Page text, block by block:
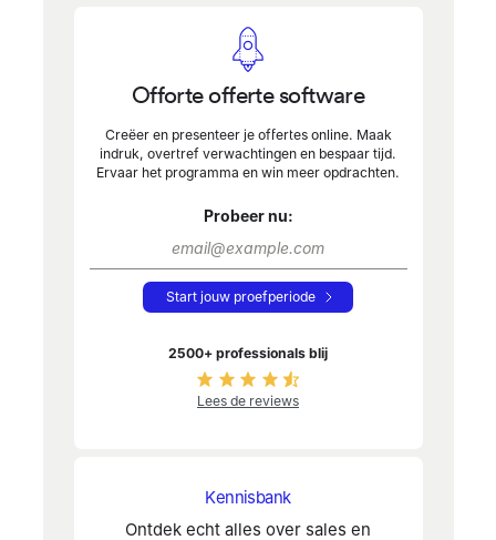
Offorte offerte software
Creëer en presenteer je offertes online. Maak
indruk, overtref verwachtingen en bespaar tijd.
Ervaar het programma en win meer opdrachten.
Probeer nu:
Start jouw proefperiode
2500+ professionals blij
Lees de reviews
Kennisbank
Ontdek echt alles over sales en